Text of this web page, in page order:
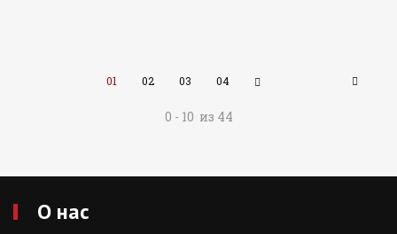
01 02 03 04
0 - 10 из 44
О нас